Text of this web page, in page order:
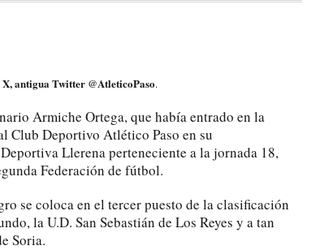
antigua Twitter @AtleticoPaso.
Armiche Ortega, que había entrado en la
Club Deportivo Atlético Paso en su
Llerena perteneciente a la jornada 18,
Federación de fútbol.
se coloca en el tercer puesto de la clasificación
la U.D. San Sebastián de Los Reyes y a tan
Soria.